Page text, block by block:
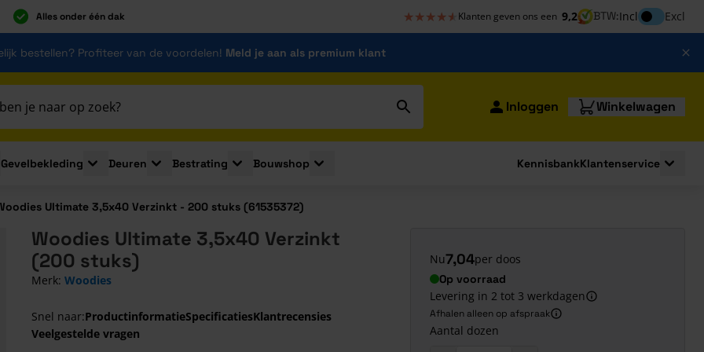
Alles onder één dak ★★★★★
★★★★★ Klanten geven ons een 9,2 BTW:InclInclusief btw
Excl
bestellen? Profiteer van de voordelen! Meld je aan als premium klant
Inloggen Winkelwagen
Plaatmaterialen
submenu for Isolatie
Gevelbekleding
Toggle submenu for Gevelbekleding
Deuren
Toggle submenu for Deuren
Bestrating
Toggle submenu for Bestrating
Bouwshop
Toggle submenu for Bouwshop
KennisbankKlantenservice
Ultimate 3,5x40 Verzinkt - 200 stuks (61535372)
Woodies Ultimate 3,5x40 Verzinkt
(200 stuks)
Merk: Woodies
Snel naar:ProductinformatieSpecificatiesKlantrecensies
Veelgestelde vragen
Nu7,04per doos
Op voorraad
Levering in 2 tot 3 werkdagen
Afhalen alleen op afspraak
Aantal dozen